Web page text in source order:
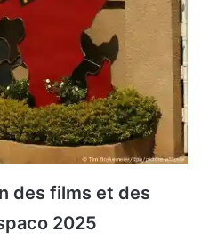
des films et des
2025